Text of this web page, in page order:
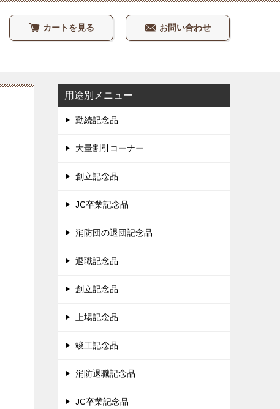
お問い合わせ
カートを見る
用途別メニュー
勤続記念品
大量割引コーナー
創立記念品
JC卒業記念品
消防団の退団記念品
退職記念品
創立記念品
上場記念品
竣工記念品
消防退職記念品
JC卒業記念品